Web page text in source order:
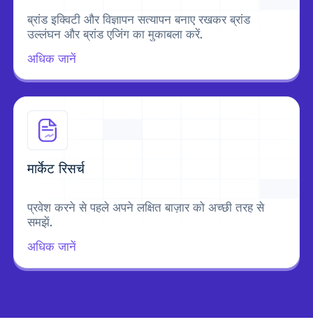
ब्रांड इक्विटी और विज्ञापन सत्यापन बनाए रखकर ब्रांड
उल्लंघन और ब्रांड एजिंग का मुकाबला करें.
अधिक जानें
मार्केट रिसर्च
प्रवेश करने से पहले अपने लक्षित बाज़ार को अच्छी तरह से
समझें.
अधिक जानें